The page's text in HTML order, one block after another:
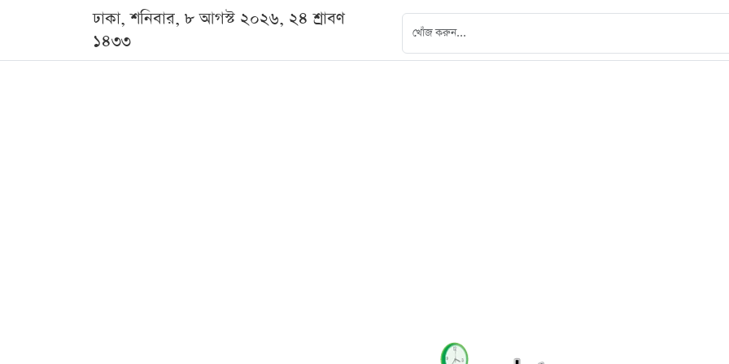
ঢাকা, শনিবার, ৮ আগস্ট ২০২৬, ২৪ শ্রাবণ
১৪৩৩